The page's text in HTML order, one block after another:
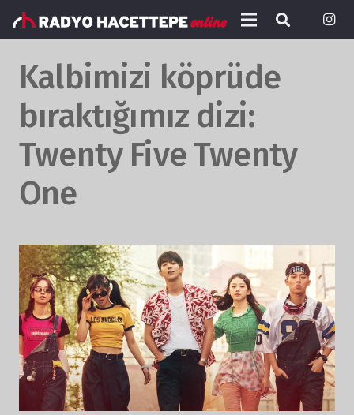
Kalbimizi köprüde
bıraktığımız dizi:
Twenty Five Twenty
One